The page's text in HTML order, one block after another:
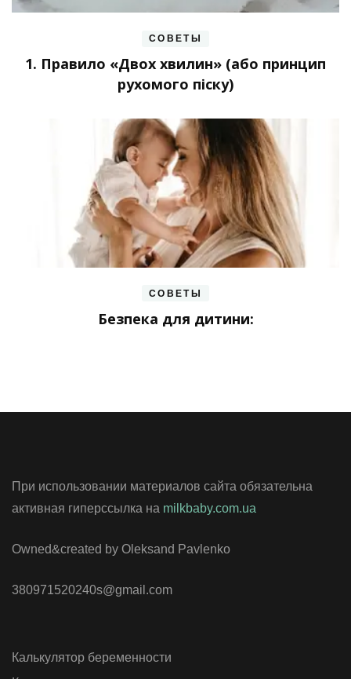
СОВЕТЫ
1. Правило «Двох хвилин» (або принцип
рухомого піску)
СОВЕТЫ
Безпека для дитини:
При использовании материалов сайта обязательна
активная гиперссылка на milkbaby.com.ua
Owned&created by Oleksand Pavlenko
380971520240s@gmail.com
Калькулятор беременности